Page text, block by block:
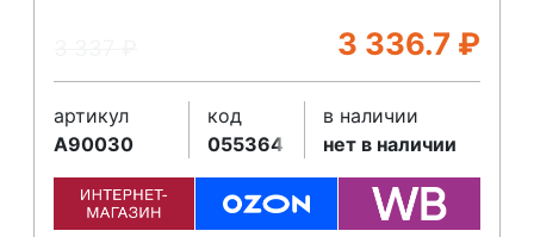
3 336.7 ₽
артикул
A90030
код
055364
в наличии
нет в наличии